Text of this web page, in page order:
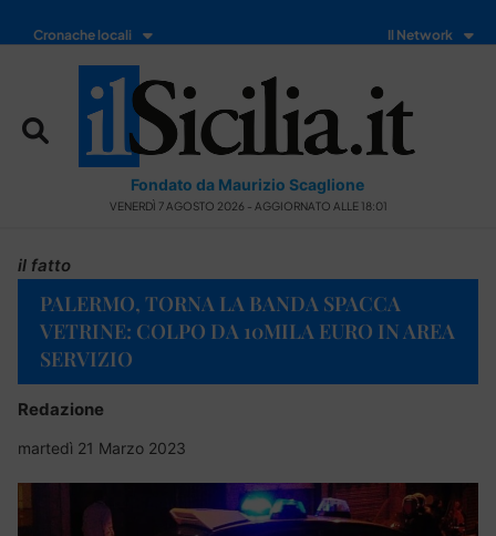
Cronache locali Il Network
Fondato da Maurizio Scaglione
VENERDÌ 7 AGOSTO 2026 - AGGIORNATO ALLE 18:01
il fatto
PALERMO, TORNA LA BANDA SPACCA
VETRINE: COLPO DA 10MILA EURO IN AREA
SERVIZIO
Redazione
martedì 21 Marzo 2023